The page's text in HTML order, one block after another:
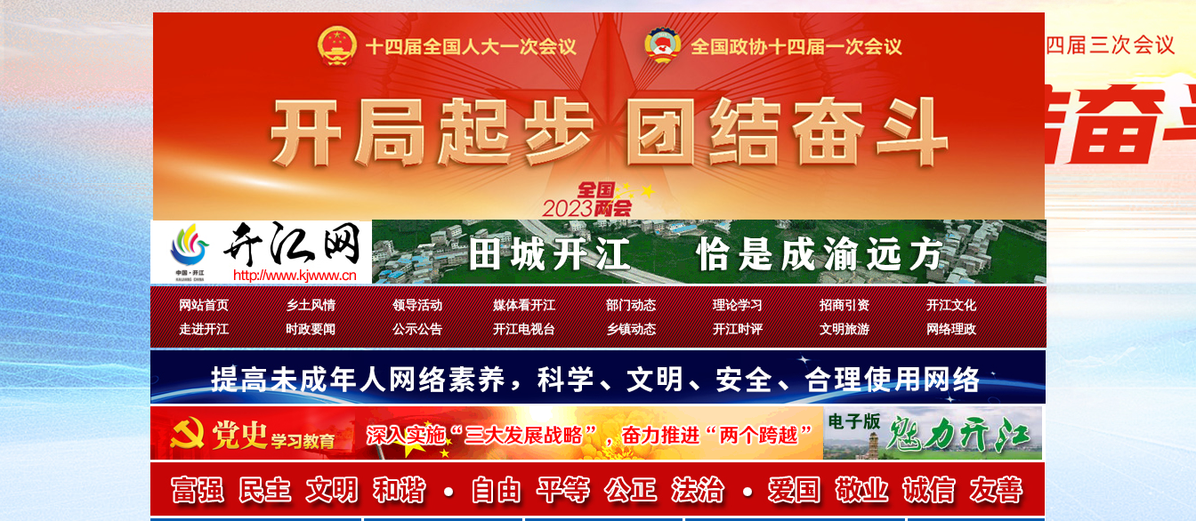
网站首页 乡土风情 领导活动 媒体看开江 部门动态 理论学习 招商引资
开江文化
走进开江
时政要闻 公示公告 开江电视台 乡镇动态 开江时评 文明旅游 网络理政